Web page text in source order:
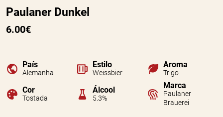
Paulaner Dunkel
6.00€
País
Alemanha
Estilo
Weissbier
Aroma
Trigo
Cor
Tostada
Álcool
5.3%
Marca
Paulaner
Brauerei